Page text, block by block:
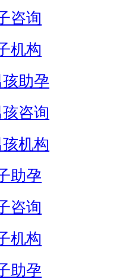
咨询
机构
助孕
咨询
机构
助孕
咨询
机构
助孕